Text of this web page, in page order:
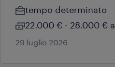
tempo determinato
22.000 € - 28.000 €
29 luglio 2026